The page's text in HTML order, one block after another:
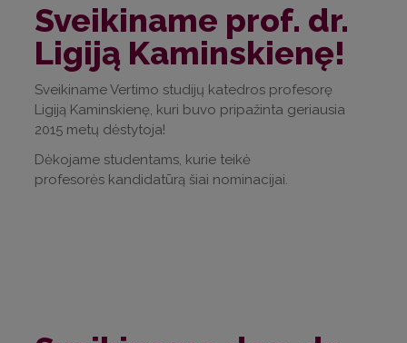
Sveikiname prof. dr.
Ligiją Kaminskienę!
Sveikiname Vertimo studijų katedros profesorę
Ligiją Kaminskienę, kuri buvo pripažinta geriausia
2015 metų dėstytoja!
Dėkojame studentams, kurie teikė
profesorės kandidatūrą šiai nominacijai.